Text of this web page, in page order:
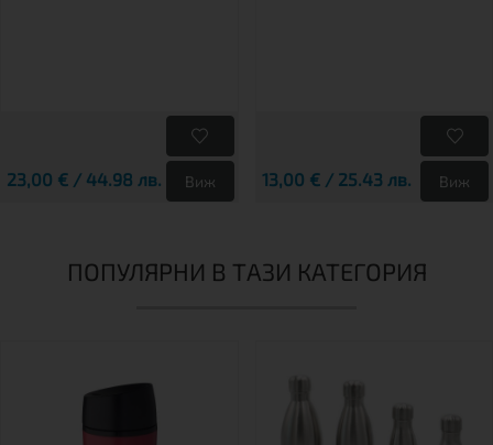
23,00 € / 44.98 лв. Виж 13,00 € / 25.43 лв. Виж
ПОПУЛЯРНИ В ТАЗИ КАТЕГОРИЯ